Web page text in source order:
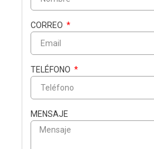
CORREO
TELÉFONO
MENSAJE